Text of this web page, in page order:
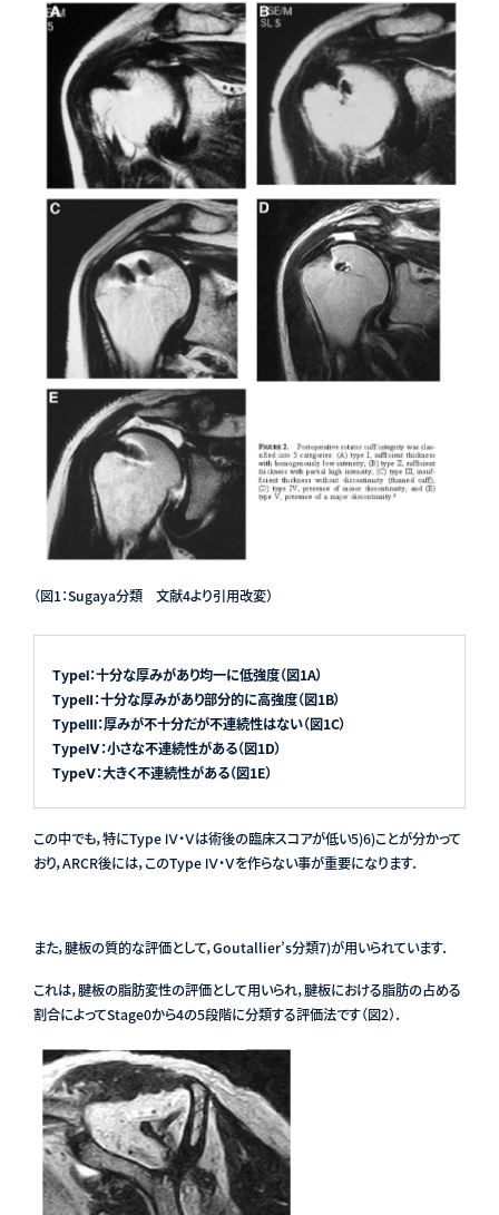
（図1：Sugaya分類 文献4より引用改変）
TypeⅠ：十分な厚みがあり均一に低強度（図1A）
TypeⅡ：十分な厚みがあり部分的に高強度（図1B）
TypeⅢ：厚みが不十分だが不連続性はない（図1C）
TypeⅣ：小さな不連続性がある（図1D）
TypeⅤ：大きく不連続性がある（図1E）
この中でも，特にType Ⅳ・Ⅴは術後の臨床スコアが低い5)6)ことが分かって
おり，ARCR後には，このType Ⅳ・Ⅴを作らない事が重要になります．
また，腱板の質的な評価として，Goutallier’s分類7)が用いられています．
これは，腱板の脂肪変性の評価として用いられ，腱板における脂肪の占める
割合によってStage0から4の5段階に分類する評価法です（図2）．